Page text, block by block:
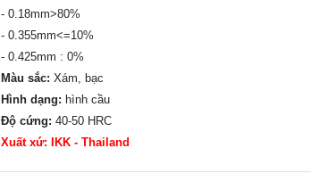
- 0.18mm>80%
- 0.355mm<=10%
- 0.425mm : 0%
Màu sắc: Xám, bạc
Hình dạng: hình cầu
Độ cứng: 40-50 HRC
Xuất xứ: IKK - Thailand